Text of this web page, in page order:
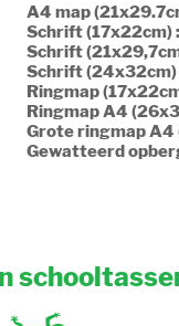
A4 map
Schrift (17x22cm)
Schrift
Schrift (24x32cm)
Ringmap
Ringmap A4
Grote ringmap A4
Gewatteerd